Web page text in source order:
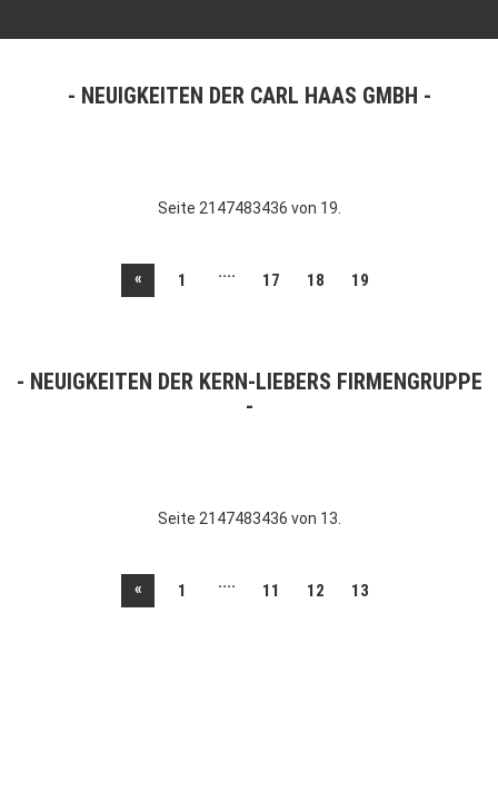
NEUIGKEITEN DER CARL HAAS GMBH
Seite 2147483436 von 19.
« 1 .... 17 18 19
NEUIGKEITEN DER KERN-LIEBERS FIRMENGRUPPE
Seite 2147483436 von 13.
« 1 .... 11 12 13